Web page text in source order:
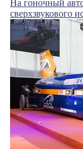
На гоночный
сверхзвукового